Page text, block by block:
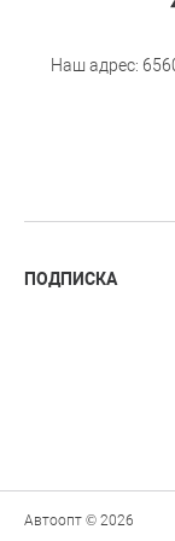
Наш адрес:
ПОДПИСКА
Автоопт © 2026